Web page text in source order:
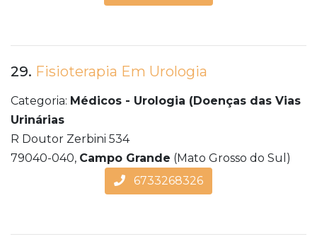
29. Fisioterapia Em Urologia
Categoria: Médicos - Urologia (Doenças das Vias
Urinárias
R Doutor Zerbini 534
79040-040, Campo Grande (Mato Grosso do Sul)
6733268326